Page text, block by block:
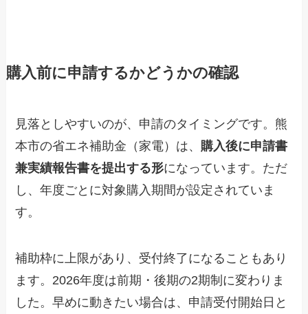
購入前に申請するかどうかの確認
見落としやすいのが、申請のタイミングです。熊
本市の省エネ補助金（家電）は、 購入後に申請書
兼実績報告書を提出する形になっています。ただ
し、年度ごとに対象購入期間が設定されていま
す。
補助枠に上限があり、受付終了になることもあり
ます。2026年度は前期・後期の2期制に変わりま
した。早めに動きたい場合は、申請受付開始日と